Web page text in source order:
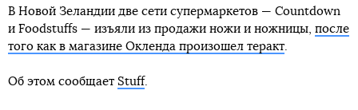
В Новой Зеландии две сети супермаркетов — Countdown
и Foodstuffs — изъяли из продажи ножи и ножницы, после
того как в магазине Окленда произошел теракт.
Об этом сообщает Stuff.